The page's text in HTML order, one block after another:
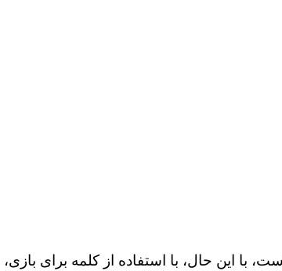
با این حال، با استفاده از کلمه برای